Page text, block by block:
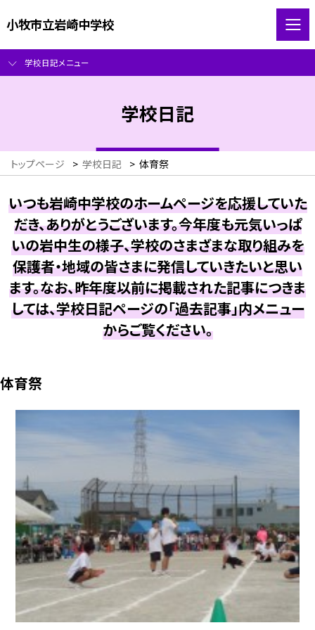
小牧市立岩崎中学校
学校日記メニュー
学校日記
トップページ > 学校日記 > 体育祭
いつも岩崎中学校のホームページを応援していた
だき、ありがとうございます。今年度も元気いっぱ
いの岩中生の様子、学校のさまざまな取り組みを
保護者・地域の皆さまに発信していきたいと思い
ます。なお、昨年度以前に掲載された記事につきま
しては、学校日記ページの「過去記事」内メニュー
からご覧ください。
体育祭